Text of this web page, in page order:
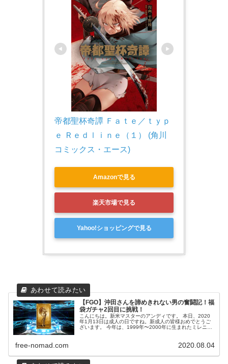
帝都聖杯奇譚 Ｆａｔｅ／ｔｙｐ
ｅ Ｒｅｄｌｉｎｅ（１） (角川
コミックス・エース)
Amazonで見る
楽天市場で見る
Yahoo!ショッピングで見る
【FGO】沖田さんを諦めきれない男の奮闘記！福
袋ガチャ2回目に挑戦！
こんにちは。新米マスターのアンディです。 本日、2020
年1月13日は成人の日ですね。新成人の皆様おめでとうご
ざいます。 今年は、1999年〜2000年に生まれたミレニア
free-nomad.com 2020.08.04